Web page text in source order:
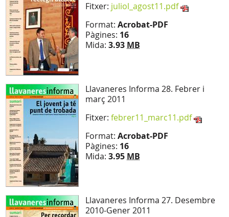
Fitxer: juliol_agost11.pdf
Format: Acrobat-PDF
Pàgines: 16
Mida: 3.93 MB
Llavaneres Informa 28. Febrer i
març 2011
Fitxer: febrer11_marc11.pdf
Format: Acrobat-PDF
Pàgines: 16
Mida: 3.95 MB
Llavaneres Informa 27. Desembre
2010-Gener 2011